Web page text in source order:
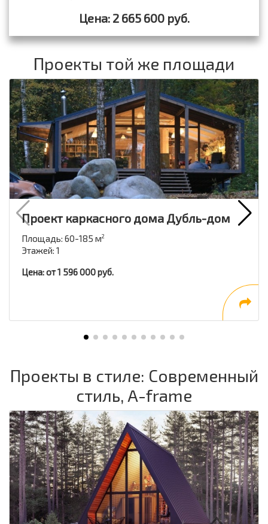
Цена: 2 665 600 руб.
Проекты той же площади
Проект каркасного дома Дубль-дом
Площадь: 60-185 м2
Этажей: 1
Цена: от 1 596 000 руб.
Проекты в стиле: Современный
стиль, A-frame